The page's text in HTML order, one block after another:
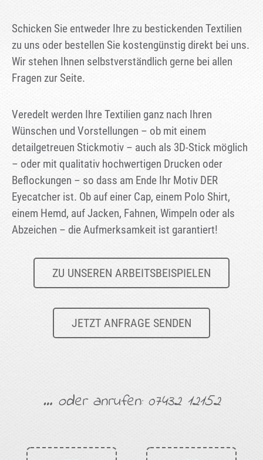
Schicken Sie entweder Ihre zu bestickenden Textilien
zu uns oder bestellen Sie kostengünstig direkt bei uns.
Wir stehen Ihnen selbstverständlich gerne bei allen
Fragen zur Seite.
Veredelt werden Ihre Textilien ganz nach Ihren
Wünschen und Vorstellungen – ob mit einem
detailgetreuen Stickmotiv – auch als 3D-Stick möglich
– oder mit qualitativ hochwertigen Drucken oder
Beflockungen – so dass am Ende Ihr Motiv DER
Eyecatcher ist. Ob auf einer Cap, einem Polo Shirt,
einem Hemd, auf Jacken, Fahnen, Wimpeln oder als
Abzeichen – die Aufmerksamkeit ist garantiert!
ZU UNSEREN ARBEITSBEISPIELEN
JETZT ANFRAGE SENDEN
… oder anrufen: 07432 12152